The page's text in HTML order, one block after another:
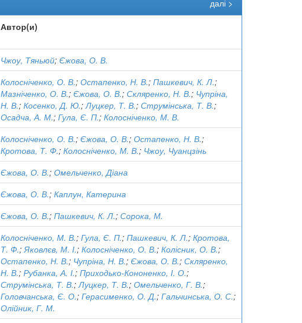
далі >
Автор(и)
Чжоу, Тяньюй; Єжова, О. В.
Колосніченко, О. В.; Остапенко, Н. В.; Пашкевич, К. Л.;
Мазніченко, О. В.; Єжова, О. В.; Скляренко, Н. В.; Чупріна,
Н. В.; Косенко, Д. Ю.;Луцкер, Т. В.; Струмінська, Т. В.;
Осадча, А. М.; Гула, Є. П.; Колосніченко, М. В.
Колосніченко, О. В.; Єжова, О. В.; Остапенко, Н. В.;
Кротова, Т. Ф.; Колосніченко, М. В.; Чжоу, Чуанцзінь
Єжова, О. В.; Омельченко, Діана
Єжова, О. В.; Каплун, Катерина
Єжова, О. В.; Пашкевич, К. Л.; Сорока, М.
Колосніченко, М. В.; Гула, Є. П.; Пашкевич, К. Л.; Кротова,
Т. Ф.;Яковлєв, М. І.; Колосніченко, О. В.; Колісник, О. В.;
Остапенко, Н. В.; Чупріна, Н. В.; Єжова, О. В.; Скляренко,
Н. В.; Рубанка, А. І.; Приходько-Кононенко, І. О.;
Струмінська, Т. В.;Луцкер, Т. В.; Омельченко, Г. В.;
Головчанська, Є. О.; Герасименко, О. Д.; Гальчинська, О. С.;
Олійник, Г. М.